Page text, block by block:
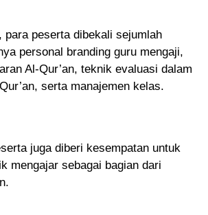
para peserta dibekali sejumlah
personal branding guru mengaji,
Al-Qur’an, teknik evaluasi dalam
serta manajemen kelas.
juga diberi kesempatan untuk
mengajar sebagai bagian dari